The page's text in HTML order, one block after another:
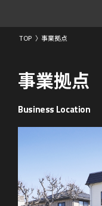
TOP 〉事業拠点
事業拠点
Business Location